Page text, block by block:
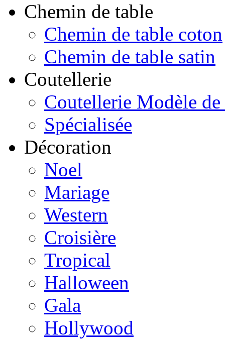
Chemin de table
Chemin de table coton
Chemin de table satin
Coutellerie
Coutellerie Modèle de
Spécialisée
Décoration
Noel
Mariage
Western
Croisière
Tropical
Halloween
Gala
Hollywood